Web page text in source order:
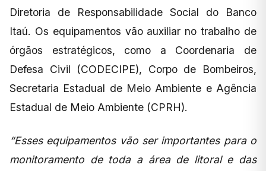
Diretoria de Responsabilidade Social do Banco
Itaú. Os equipamentos vão auxiliar no trabalho de
órgãos estratégicos, como a Coordenaria de
Defesa Civil (CODECIPE), Corpo de Bombeiros,
Secretaria Estadual de Meio Ambiente e Agência
Estadual de Meio Ambiente (CPRH).
“Esses equipamentos vão ser importantes para o
monitoramento de toda a área de litoral e das